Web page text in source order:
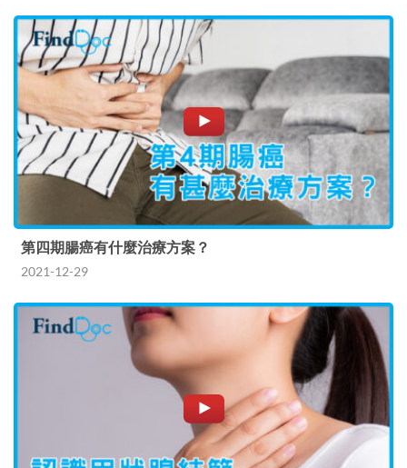
第四期腸癌有什麼治療方案？
2021-12-29